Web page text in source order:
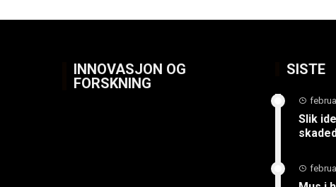
INNOVASJON OG
FORSKNING
SISTE
Slik